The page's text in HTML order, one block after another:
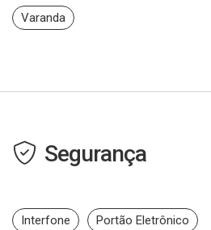
Varanda
Segurança
Interfone Portão Eletrônico